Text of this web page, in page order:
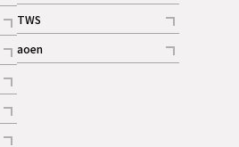
記事
TWS
記事
aoen
記事